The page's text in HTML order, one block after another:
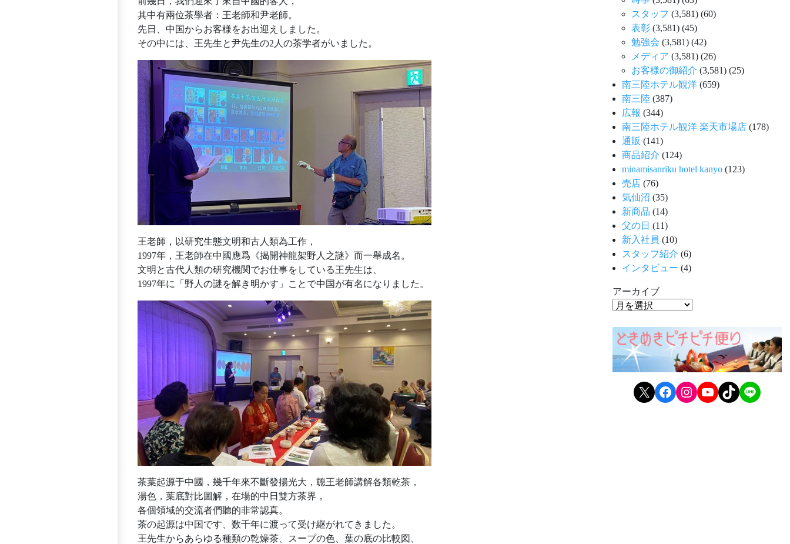
其中有兩位茶學者：王老師和尹老師。
先日、中国からお客様をお出迎えしました。
その中には、王先生と尹先生の2人の茶学者がいました。
王老師，以研究生態文明和古人類為工作，
1997年，王老師在中國應爲《揭開神龍架野人之謎》而一舉成名。
文明と古代人類の研究機関でお仕事をしている王先生は、
1997年に「野人の謎を解き明かす」ことで中国が有名になりました。
茶葉起源于中國，幾千年來不斷發揚光大，聼王老師講解各類乾茶，
湯色，葉底對比圖解，在場的中日雙方茶界，
各個領域的交流者們聽的非常認真。
茶の起源は中国です、数千年に渡って受け継がれてきました。
王先生からあらゆる種類の乾燥茶、スープの色、葉の底の比較図、
スタッフ (3,581) (60)
表彰 (3,581) (45)
勉強会 (3,581) (42)
メディア (3,581) (26)
お客様の御紹介 (3,581) (25)
南三陸ホテル観洋 (659)
南三陸 (387)
広報 (344)
南三陸ホテル観洋 楽天市場店 (178)
通販 (141)
商品紹介 (124)
minamisanriku hotel kanyo (123)
売店 (76)
気仙沼 (35)
新商品 (14)
父の日 (11)
新入社員 (10)
スタッフ紹介 (6)
インタビュー (4)
アーカイブ
X Facebook Instagram YouTube TikTok LINE